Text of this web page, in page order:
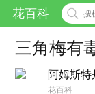
花百科
三角梅有
阿姆斯特
花百科